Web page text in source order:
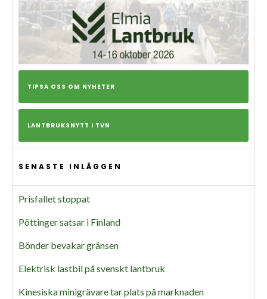
TIPSA OSS OM NYHETER
LANTBRUKSNYTT I TVN
SENASTE INLÄGGEN
Prisfallet stoppat
Pöttinger satsar i Finland
Bönder bevakar gränsen
Elektrisk lastbil på svenskt lantbruk
Kinesiska minigrävare tar plats på marknaden